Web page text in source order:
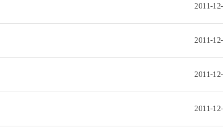
2011-
2011-
2011-
2011-